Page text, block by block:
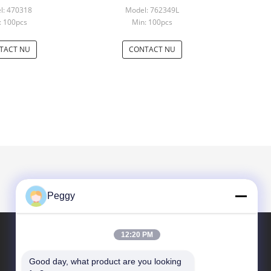
470318
100pcs
NU
Model: 762349L
Min: 100pcs
CONTACT NU
VIND ONS OP
Peggy
12:20 PM
Good day, what product are you looking